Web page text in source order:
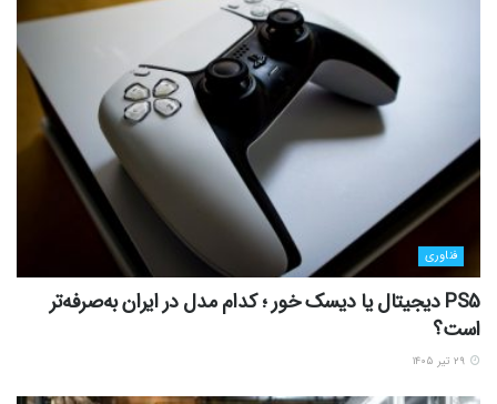
فناوری
PS5 دیجیتال یا دیسک خور ؛ کدام مدل در ایران به‌صرفه‌تر
است؟